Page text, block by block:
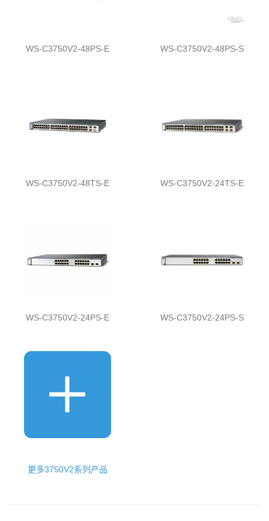
WS-C3750V2-48PS-E WS-C3750V2-48PS-S
WS-C3750V2-48TS-E WS-C3750V2-24TS-E
WS-C3750V2-24PS-E WS-C3750V2-24PS-S
更多3750V2系列产品